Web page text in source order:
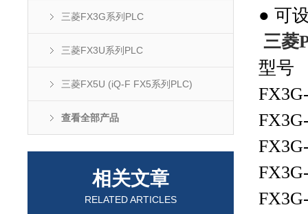
三菱FX3G系列PLC
三菱FX3U系列PLC
三菱FX5U (iQ-F FX5系列PLC)
查看全部产品
相关文章
RELATED ARTICLES
● 可
三菱
型